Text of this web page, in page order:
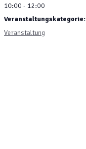
10:00 - 12:00
Veranstaltungskategorie:
Veranstaltung